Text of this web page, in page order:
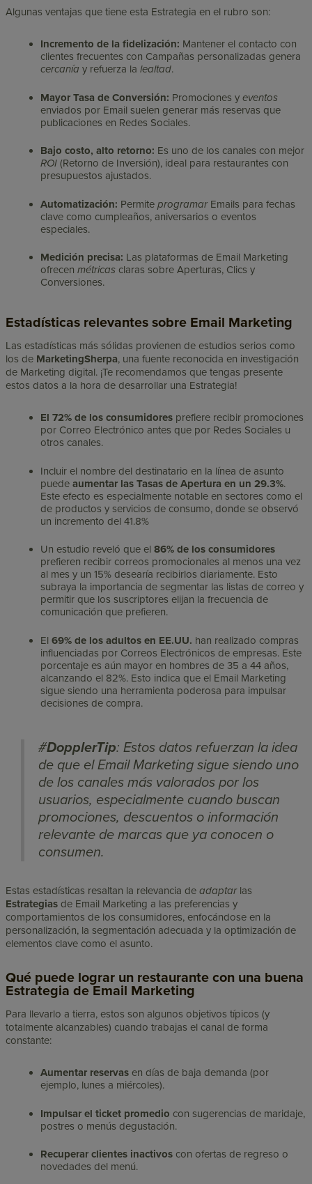
Algunas ventajas que tiene esta Estrategia en el rubro son:
Incremento de la fidelización: Mantener el contacto con
clientes frecuentes con Campañas personalizadas genera
cercaníay refuerza lalealtad.
Mayor Tasa de Conversión: Promociones yeventos
enviados por Email suelen generar más reservas que
publicaciones en Redes Sociales.
Bajo costo, alto retorno: Es uno de los canales con mejor
ROI(Retorno de Inversión), ideal para restaurantes con
presupuestos ajustados.
Automatización: Permiteprogramar Emails para fechas
clave como cumpleaños, aniversarios o eventos
especiales.
Medición precisa: Las plataformas de Email Marketing
ofrecenmétricas claras sobre Aperturas, Clics y
Conversiones.
Estadísticas relevantes sobre Email Marketing
Las estadísticas más sólidas provienen de estudios serios como
los de MarketingSherpa, una fuente reconocida en investigación
de Marketing digital. ¡Te recomendamos que tengas presente
estos datos a la hora de desarrollar una Estrategia!
El 72% de los consumidores prefiere recibir promociones
por Correo Electrónico antes que por Redes Sociales u
otros canales.
Incluir el nombre del destinatario en la línea de asunto
puedeaumentar las Tasas de Apertura en un 29.3%.
Este efecto es especialmente notable en sectores como el
de productos y servicios de consumo, donde se observó
un incremento del 41.8%
Un estudio reveló que el86% de los consumidores
prefieren recibir correos promocionales al menos una vez
al mes y un 15% desearía recibirlos diariamente. Esto
subraya la importancia de segmentar las listas de correo y
permitir que los suscriptores elijan la frecuencia de
comunicación que prefieren. ​
El69% de los adultos en EE.UU. han realizado compras
influenciadas por Correos Electrónicos de empresas. Este
porcentaje es aún mayor en hombres de 35 a 44 años,
alcanzando el 82%. Esto indica que el Email Marketing
sigue siendo una herramienta poderosa para impulsar
decisiones de compra. ​
#DopplerTip: Estos datos refuerzan la idea
de que el Email Marketing sigue siendo uno
de los canales más valorados por los
usuarios, especialmente cuando buscan
promociones, descuentos o información
relevante de marcas que ya conocen o
consumen.
Estas estadísticas resaltan la relevancia deadaptar las
Estrategias de Email Marketing a las preferencias y
comportamientos de los consumidores, enfocándose en la
personalización, la segmentación adecuada y la optimización de
elementos clave como el asunto.
Qué puede lograr un restaurante con una buena
Estrategia de Email Marketing
Para llevarlo a tierra, estos son algunos objetivos típicos (y
totalmente alcanzables) cuando trabajas el canal de forma
constante:
Aumentar reservas en días de baja demanda (por
ejemplo, lunes a miércoles).
Impulsar el ticket promedio con sugerencias de maridaje,
postres o menús degustación.
Recuperar clientes inactivos con ofertas de regreso o
novedades del menú.